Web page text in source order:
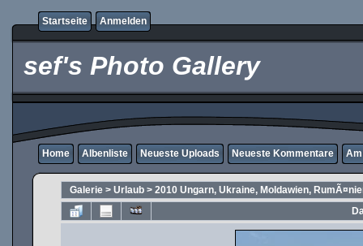
Startseite Anmelden
sef's Photo Gallery
Home Albenliste Neueste Uploads Neueste Kommentare
Galerie > Urlaub > 2010 Ungarn, Ukraine, Moldawien,